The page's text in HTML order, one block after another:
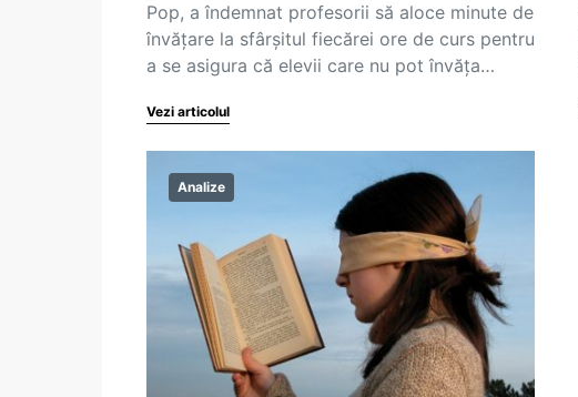
Pop, a îndemnat profesorii să aloce minute de
învățare la sfârșitul fiecărei ore de curs pentru
a se asigura că elevii care nu pot învăța…
Vezi articolul
Analize